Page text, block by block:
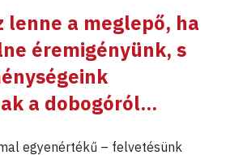
lenne a meglepő, ha
éremigényünk, s
a dobogóról...
egyenértékű – felvetésünk